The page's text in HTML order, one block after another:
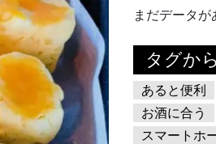
まだデータが
タグか
あると便利
お酒に合う
スマートホ